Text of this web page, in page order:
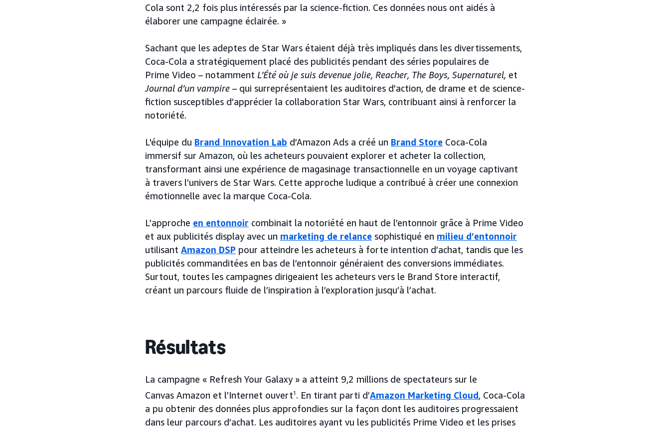
Cola sont 2,2 fois plus intéressés par la science-fiction. Ces données nous ont aidés à
élaborer une campagne éclairée. »
Sachant que les adeptes de Star Wars étaient déjà très impliqués dans les divertissements,
Coca-Cola a stratégiquement placé des publicités pendant des séries populaires de
Prime Video – notamment L’Été où je suis devenue jolie, Reacher, The Boys, Supernaturel, et
Journal d’un vampire – qui surreprésentaient les auditoires d’action, de drame et de science-
fiction susceptibles d’apprécier la collaboration Star Wars, contribuant ainsi à renforcer la
notoriété.
L'équipe du Brand Innovation Lab d’Amazon Ads a créé un Brand Store Coca-Cola
immersif sur Amazon, où les acheteurs pouvaient explorer et acheter la collection,
transformant ainsi une expérience de magasinage transactionnelle en un voyage captivant
à travers l’univers de Star Wars. Cette approche ludique a contribué à créer une connexion
émotionnelle avec la marque Coca-Cola.
L’approche en entonnoir combinait la notoriété en haut de l’entonnoir grâce à Prime Video
et aux publicités display avec un marketing de relance sophistiqué en milieu d’entonnoir
utilisant Amazon DSP pour atteindre les acheteurs à forte intention d’achat, tandis que les
publicités commanditées en bas de l’entonnoir généraient des conversions immédiates.
Surtout, toutes les campagnes dirigeaient les acheteurs vers le Brand Store interactif,
créant un parcours fluide de l’inspiration à l’exploration jusqu’à l’achat.
Résultats
La campagne « Refresh Your Galaxy » a atteint 9,2 millions de spectateurs sur le
Canvas Amazon et l’Internet ouvert1 . En tirant parti d’Amazon Marketing Cloud, Coca-Cola
a pu obtenir des données plus approfondies sur la façon dont les auditoires progressaient
dans leur parcours d’achat. Les auditoires ayant vu les publicités Prime Video et les prises